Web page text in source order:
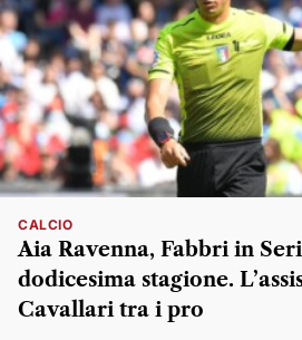
CALCIO
Aia Ravenna, Fabbri in
dodicesima stagione.
Cavallari tra i pro